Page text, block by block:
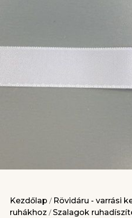
Kezdőlap / Rövidáru - varrási
ruhákhoz /Szalagok